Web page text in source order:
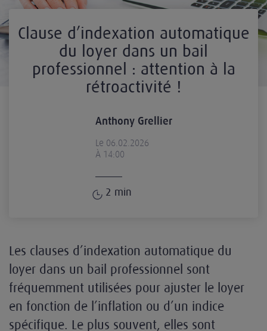
Clause d’indexation automatique
du loyer dans un bail
professionnel : attention à la
rétroactivité !
Anthony Grellier
Le 06.02.2026
À 14:00
2 min
Les clauses d’indexation automatique du
loyer dans un bail professionnel sont
fréquemment utilisées pour ajuster le loyer
en fonction de l’inflation ou d’un indice
spécifique. Le plus souvent, elles sont